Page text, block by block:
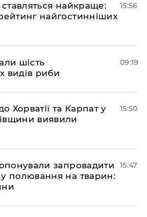
найкраще:
найгостинніших
15:56
шість
видів риби
09:19
Хорватії та Карпат у
виявили
15:50
запровадити
полювання на тварин:
15:47